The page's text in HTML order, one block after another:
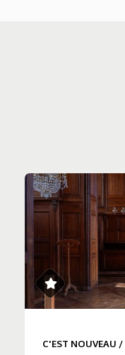
C'EST NOUVEAU /